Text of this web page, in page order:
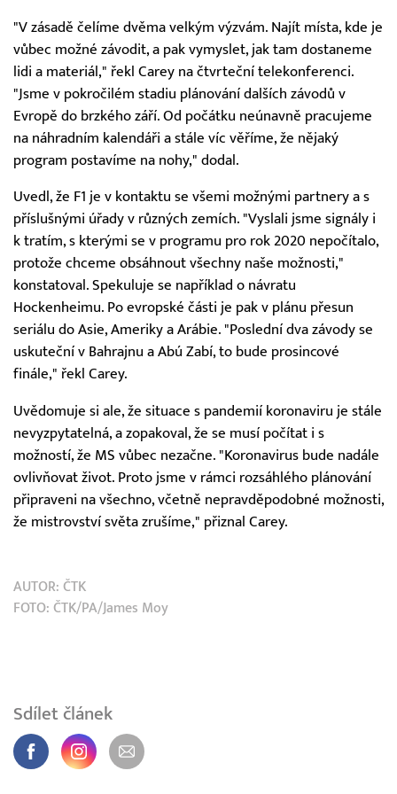
"V zásadě čelíme dvěma velkým výzvám. Najít místa, kde je
vůbec možné závodit, a pak vymyslet, jak tam dostaneme
lidi a materiál," řekl Carey na čtvrteční telekonferenci.
"Jsme v pokročilém stadiu plánování dalších závodů v
Evropě do brzkého září. Od počátku neúnavně pracujeme
na náhradním kalendáři a stále víc věříme, že nějaký
program postavíme na nohy," dodal.
Uvedl, že F1 je v kontaktu se všemi možnými partnery a s
příslušnými úřady v různých zemích. "Vyslali jsme signály i
k tratím, s kterými se v programu pro rok 2020 nepočítalo,
protože chceme obsáhnout všechny naše možnosti,"
konstatoval. Spekuluje se například o návratu
Hockenheimu. Po evropské části je pak v plánu přesun
seriálu do Asie, Ameriky a Arábie. "Poslední dva závody se
uskuteční v Bahrajnu a Abú Zabí, to bude prosincové
finále," řekl Carey.
Uvědomuje si ale, že situace s pandemií koronaviru je stále
nevyzpytatelná, a zopakoval, že se musí počítat i s
možností, že MS vůbec nezačne. "Koronavirus bude nadále
ovlivňovat život. Proto jsme v rámci rozsáhlého plánování
připraveni na všechno, včetně nepravděpodobné možnosti,
že mistrovství světa zrušíme," přiznal Carey.
AUTOR: ČTK
FOTO: ČTK/PA/James Moy
Sdílet článek